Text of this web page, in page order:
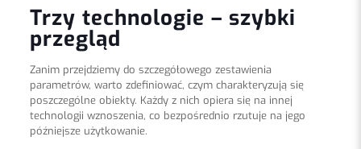
Trzy technologie – szybki
przegląd
Zanim przejdziemy do szczegółowego zestawienia
parametrów, warto zdefiniować, czym charakteryzują się
poszczególne obiekty. Każdy z nich opiera się na innej
technologii wznoszenia, co bezpośrednio rzutuje na jego
późniejsze użytkowanie.